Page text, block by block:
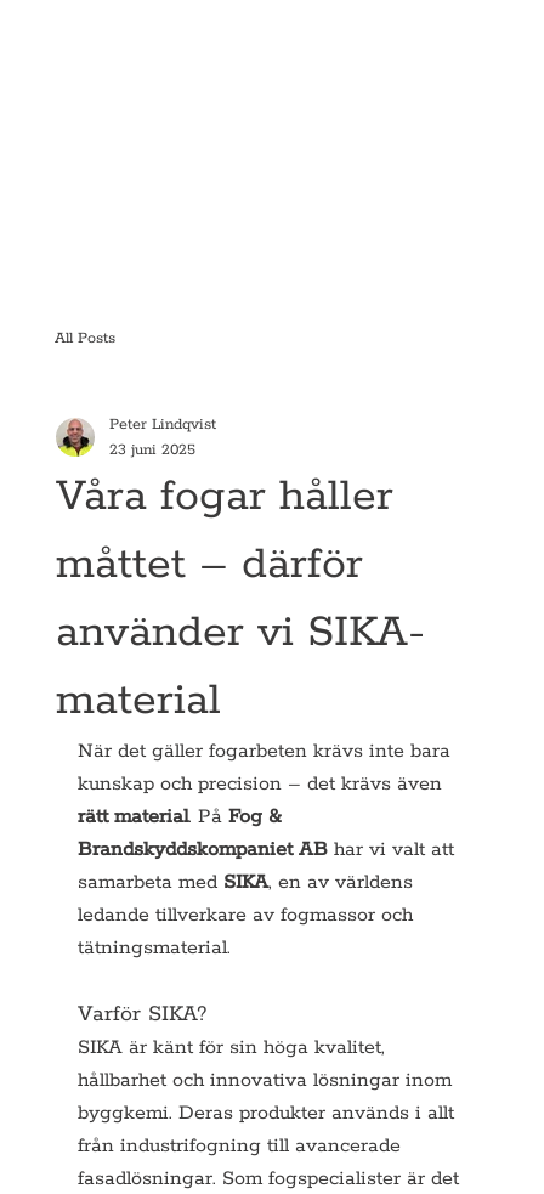
All Posts
Våra fogar håller
måttet – därför
använder vi SIKA-
material
Peter Lindqvist
23 juni 2025
När det gäller fogarbeten krävs inte bara
kunskap och precision – det krävs även
rätt material. På Fog &
Brandskyddskompaniet AB har vi valt att
samarbeta med SIKA, en av världens
ledande tillverkare av fogmassor och
tätningsmaterial.
Varför SIKA?
SIKA är känt för sin höga kvalitet,
hållbarhet och innovativa lösningar inom
byggkemi. Deras produkter används i allt
från industrifogning till avancerade
fasadlösningar. Som fogspecialister är det